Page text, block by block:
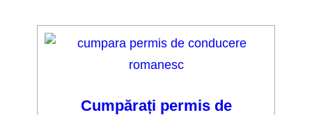
Cumpărați permis de